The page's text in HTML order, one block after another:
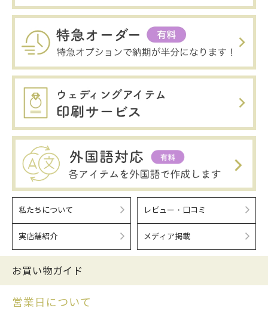
私たちについて レビュー・口コミ
実店舗紹介 メディア掲載
お買い物ガイド
営業日について